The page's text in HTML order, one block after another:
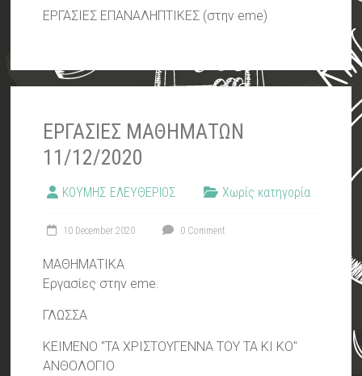
ΕΡΓΑΣΙΕΣ ΕΠΑΝΑΛΗΠΤΙΚΕΣ (στην eme)
ΕΡΓΑΣΙΕΣ ΜΑΘΗΜΑΤΩΝ
11/12/2020
ΚΟΥΜΗΣ ΕΛΕΥΘΕΡΙΟΣ Χωρίς κατηγορία
10 December 2020 0 Comment
ΜΑΘΗΜΑΤΙΚΑ
Εργασίες στην eme.
ΓΛΩΣΣΑ
ΚΕΙΜΕΝΟ "ΤΑ ΧΡΙΣΤΟΥΓΕΝΝΑ ΤΟΥ ΤΑ ΚΙ ΚΟ"
ΑΝΘΟΛΟΓΙΟ